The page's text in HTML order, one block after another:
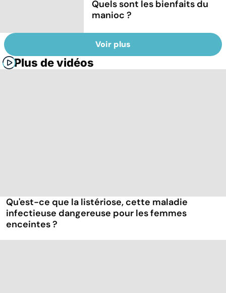
Quels sont les bienfaits du
manioc ?
Voir plus
Plus de vidéos
Qu'est-ce que la listériose, cette maladie
infectieuse dangereuse pour les femmes
enceintes ?